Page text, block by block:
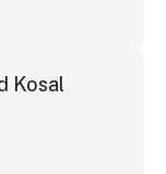
Kosal